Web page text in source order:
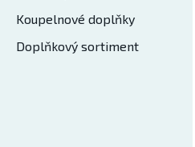
Koupelnové doplňky
Doplňkový sortiment